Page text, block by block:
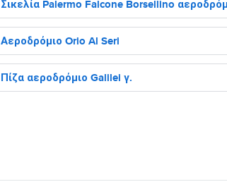
Σικελία Palermo Falcone Borsellino
Αεροδρόμιο Orio Al Seri
Πίζα αεροδρόμιο Galilei γ.